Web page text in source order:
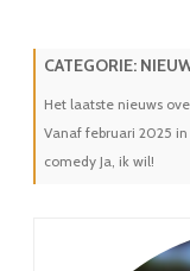
CATEGORIE:
Het laatste nieuws
Vanaf februari 2025
comedy Ja, ik wil!